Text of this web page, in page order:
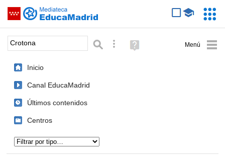
Saltar navegación
Palabra o frase: Búsqueda avanzada
Ayuda
(en
Inicio
Canal EducaMadrid
Últimos contenidos
Centros